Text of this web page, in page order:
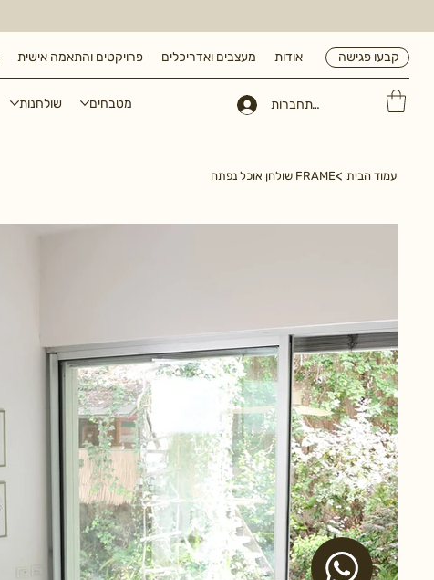
קבעו פגישה אודות מעצבים ואדריכלים פרויקטים והתאמה אישית
להתחברות מטבחים שולחנות
עמוד הבית >FRAME שולחן אוכל נפתח